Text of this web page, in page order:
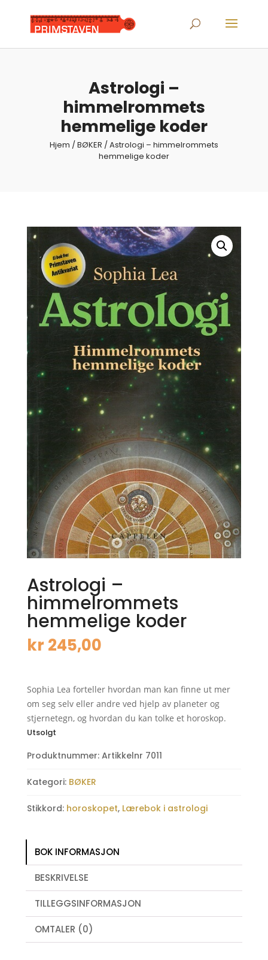
search
Astrologi –
himmelrommets
hemmelige koder
Hjem /BØKER / Astrologi – himmelrommets
hemmelige koder
Astrologi –
himmelrommets
hemmelige koder
kr 245,00
Sophia Lea forteller hvordan man kan finne ut mer
om seg selv eller andre ved hjelp av planeter og
stjernetegn, og hvordan du kan tolke et horoskop.
Utsolgt
Produktnummer: Artikkelnr 7011
Kategori: BØKER
Stikkord: horoskopet, Lærebok i astrologi
BOK INFORMASJON
BESKRIVELSE
TILLEGGSINFORMASJON
OMTALER (0)